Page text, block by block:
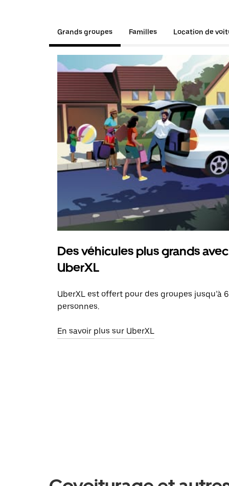
Grands groupes Familles Location de
Des véhicules plus grands avec
UberXL
UberXL est offert pour des groupes jusqu’à 6
personnes.
En savoir plus sur UberXL